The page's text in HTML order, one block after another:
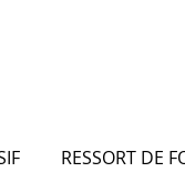
RESSORT DE